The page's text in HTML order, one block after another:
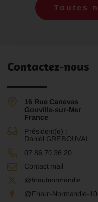
Toutes
Contactez-nous
16 Rue Canevas
Gouville-sur-Mer
France
Président(e) :
Daniel GREBOUVAL
07 86 70 36 20
Contact mail
@fnautnormandie
@Fnaut-Normandie-